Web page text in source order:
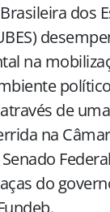
dos
na
de
na
do